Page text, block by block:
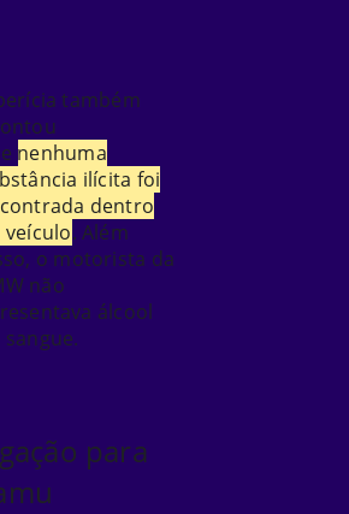
também
nenhuma
ilícita foi
dentro
veículo. Além
o motorista da
não
álcool
sangue.
para